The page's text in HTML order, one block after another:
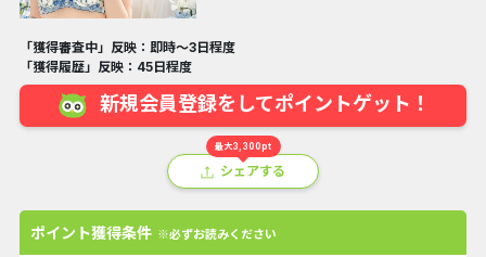
「獲得審査中」反映：即時～3日程度
「獲得履歴」反映：45日程度
新規会員登録をしてポイントゲット！
最大3,300pt
シェアする
ポイント獲得条件 ※必ずお読みください